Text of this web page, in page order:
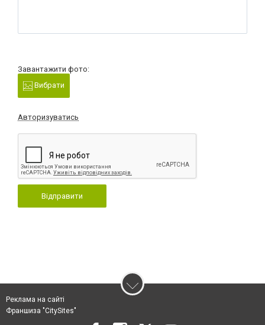
Завантажити фото:
Вибрати
Авторизуватись
Відправити
Реклама на сайті
Франшиза "CitySites"